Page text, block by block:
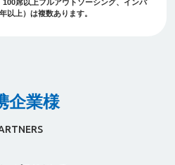
席以上フルアウトソーシング、インバ
以上）は複数あります。
企業様